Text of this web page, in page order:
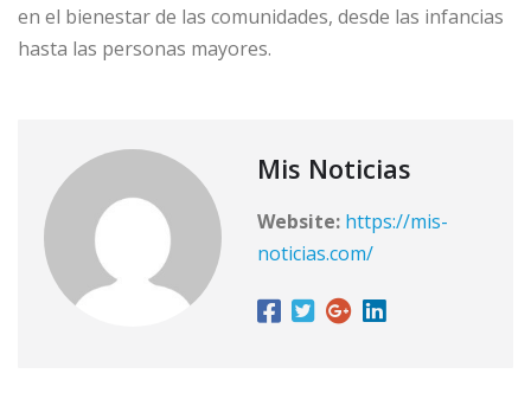
en el bienestar de las comunidades, desde las infancias
hasta las personas mayores.
Mis Noticias
Website: https://mis-
noticias.com/